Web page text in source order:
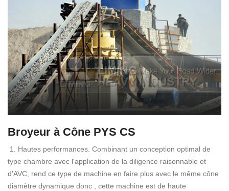
Broyeur à Cône PYS CS
1. Hautes performances. Combinant un conception optimal de
type chambre avec l'application de la diligence raisonnable et
d'AVC, rend ce type de machine en faire plus avec le même cône
diamètre dynamique donc , cette machine est de haute